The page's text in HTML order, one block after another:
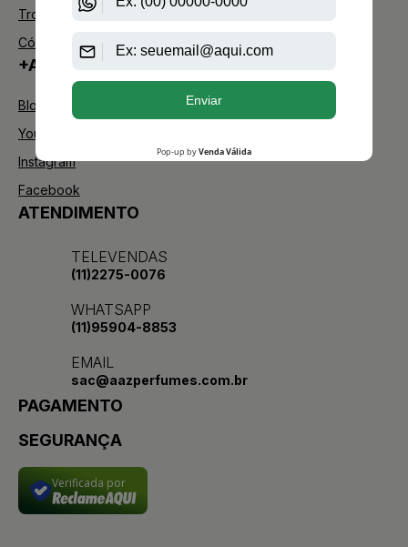
Trocas e Devoluções
Código de defesa do consumidor
+AAZ PERFUMES
Blog
Youtube
Instagram
Facebook
ATENDIMENTO
TELEVENDAS
(11)2275-0076
WHATSAPP
(11)95904-8853
EMAIL
sac@aazperfumes.com.br
PAGAMENTO
SEGURANÇA
Verificada por